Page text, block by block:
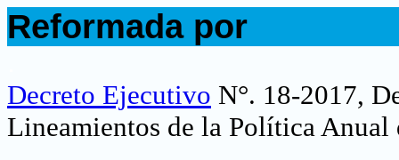
Reformada por
Decreto Ejecutivo N°. 18-2017,
Lineamientos de la Política